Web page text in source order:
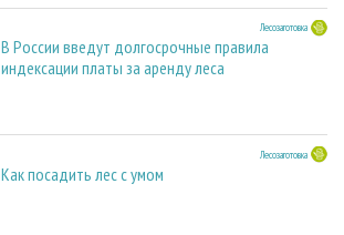
Лесозаготовка
В России введут долгосрочные правила
индексации платы за аренду леса
Лесозаготовка
Как посадить лес с умом